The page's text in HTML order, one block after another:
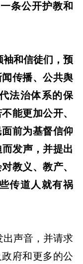
条公开护教和
袖和信徒们，预
传播、公共舆
法治体系的保
能更加公开、
前为基督信仰
发声，并提出
教义、教产、
传道人就有祸
声音，并请求
府和更多的公